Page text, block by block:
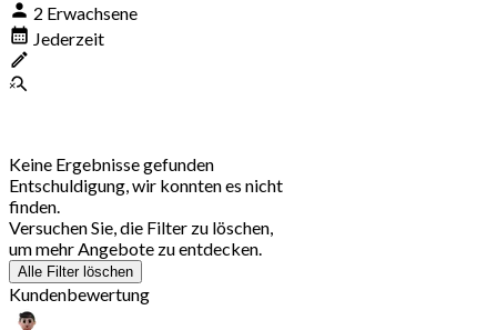
2 Erwachsene
Jederzeit
Keine Ergebnisse gefunden
Entschuldigung, wir konnten es nicht
finden.
Versuchen Sie, die Filter zu löschen,
um mehr Angebote zu entdecken.
Alle Filter löschen
Kundenbewertung